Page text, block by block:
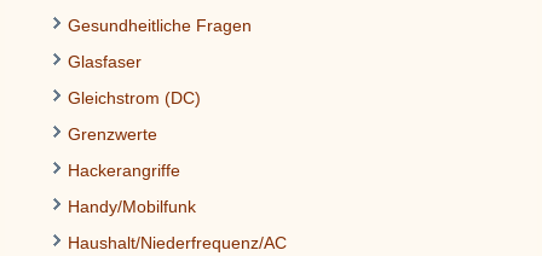
Gesundheitliche Fragen
Glasfaser
Gleichstrom (DC)
Grenzwerte
Hackerangriffe
Handy/Mobilfunk
Haushalt/Niederfrequenz/AC